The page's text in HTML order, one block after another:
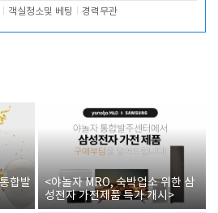
객실청소및 베팅 경력무관
합발
<야놀자 MRO, 숙박업소 위한 삼
성전자 가전제품 특가 개시>